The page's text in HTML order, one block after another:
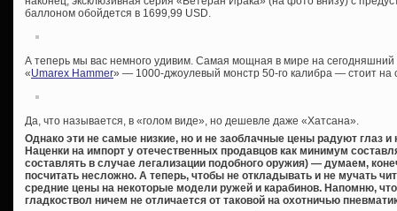
баллоном обойдется в 1699,99 USD.
А теперь мы вас немного удивим. Самая мощная в мире на сегодняшний
«Umarex Hammer» — 1000-джоулевый монстр 50-го калибра — стоит на
Да, что называется, в «голом виде», но дешевле даже «Хатсана».
Однако эти не самые низкие, но и не заоблачные цены радуют глаз и
Наценки на импорт у отечественных продавцов как минимум
составлять в случае легализации подобного оружия) — думаем,
посчитать несложно. А теперь, чтобы не откладывать и не мучать
средние цены на некоторые модели ружей и карабинов. Напомню,
гладкоствол ничем не отличается от таковой на охотничью